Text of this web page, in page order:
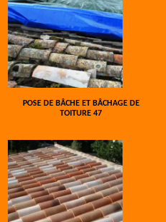
POSE DE BÂCHE ET BÂCHAGE DE
TOITURE 47